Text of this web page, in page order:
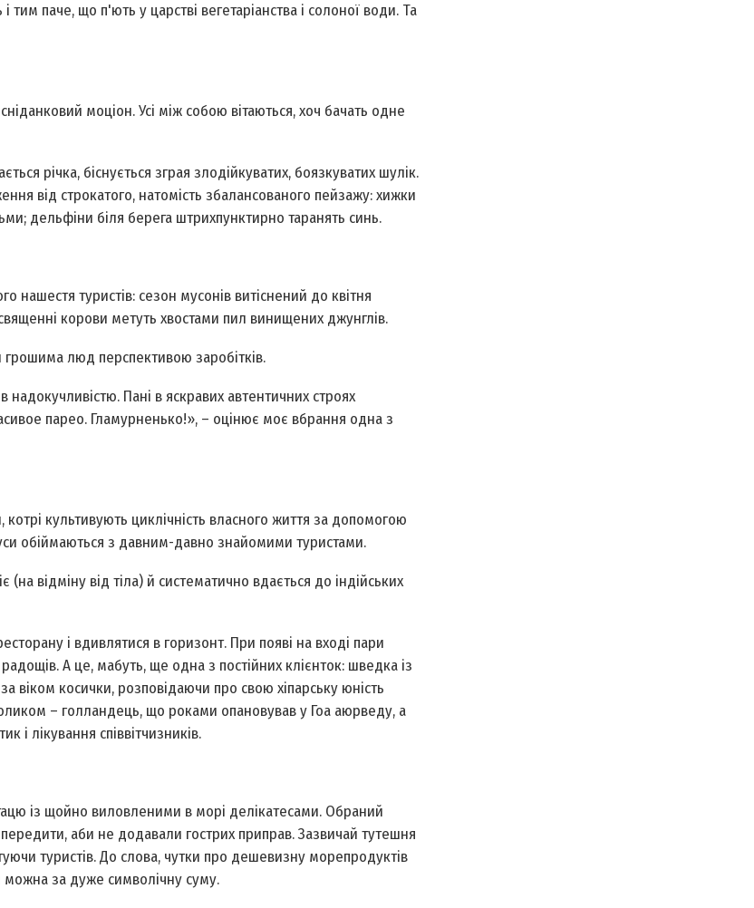
паче, що п'ють у царстві вегетаріанства і солоної води. Та
моціон. Усі між собою вітаються, хоч бачать одне
річка, біснується зграя злодійкуватих, боязкуватих шулік.
від строкатого, натомість збалансованого пейзажу: хижки
дельфіни біля берега штрихпунктирно таранять синь.
туристів: сезон мусонів витіснений до квітня
корови метуть хвостами пил винищених джунглів.
люд перспективою заробітків.
Пані в яскравих автентичних строях
парео. Гламурненько!», – оцінює моє вбрання одна з
культивують циклічність власного життя за допомогою
обіймаються з давним-давно знайомими туристами.
відміну від тіла) й систематично вдається до індійських
і вдивлятися в горизонт. При появі на вході пари
А це, мабуть, ще одна з постійних клієнток: шведка із
віком косички, розповідаючи про свою хіпарську юність
– голландець, що роками опановував у Гоа аюрведу, а
і лікування співвітчизників.
із щойно виловленими в морі делікатесами. Обраний
аби не додавали гострих приправ. Зазвичай тутешня
туристів. До слова, чутки про дешевизну морепродуктів
можна за дуже символічну суму.